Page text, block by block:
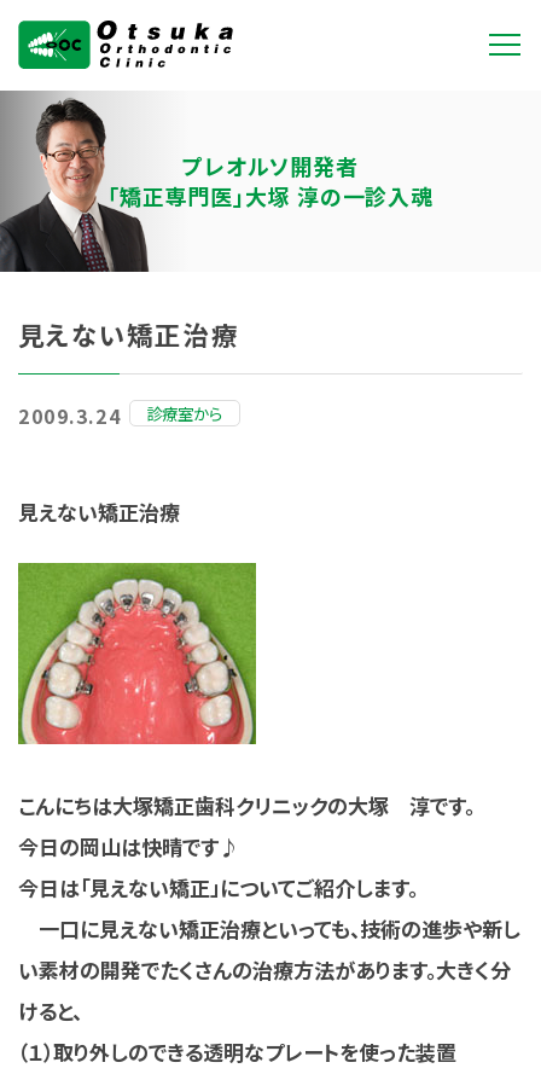
大塚矯正歯科クリニ
ック
プレオルソ開発者
「矯正専門医」大塚 淳の一診入魂
見えない矯正治療
2009.3.24 診療室から
見えない矯正治療
こんにちは大塚矯正歯科クリニックの大塚 淳です。
今日の岡山は快晴です♪
今日は「見えない矯正」についてご紹介します。
一口に見えない矯正治療といっても、技術の進歩や新し
い素材の開発でたくさんの治療方法があります。大きく分
けると、
（１）取り外しのできる透明なプレートを使った装置